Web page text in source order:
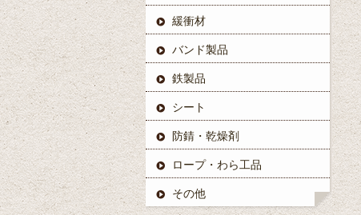
緩衝材
バンド製品
鉄製品
シート
防錆・乾燥剤
ロープ・わら工品
その他